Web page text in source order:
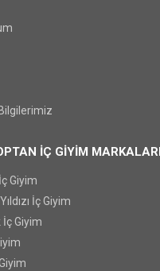
İÇ GİYİM MARKALARI
Giyim
İç Giyim
Giyim